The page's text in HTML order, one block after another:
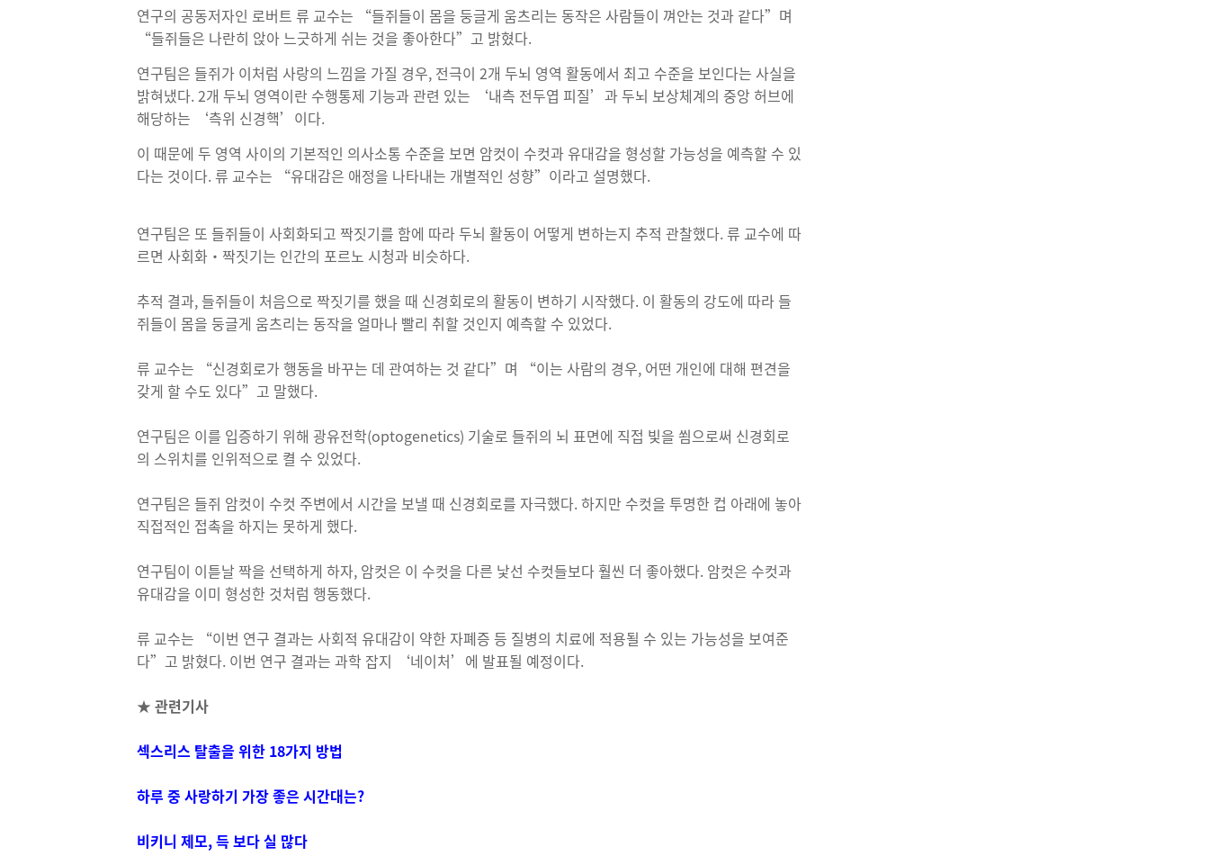
연구의 공동저자인 로버트 류 교수는 “들쥐들이 몸을 둥글게 움츠리는 동작은 사람들이 껴안는 것과 같다”며
“들쥐들은 나란히 앉아 느긋하게 쉬는 것을 좋아한다”고 밝혔다.
연구팀은 들쥐가 이처럼 사랑의 느낌을 가질 경우, 전극이 2개 두뇌 영역 활동에서 최고 수준을 보인다는 사실을
밝혀냈다. 2개 두뇌 영역이란 수행통제 기능과 관련 있는 ‘내측 전두엽 피질’과 두뇌 보상체계의 중앙 허브에
해당하는 ‘측위 신경핵’이다.
이 때문에 두 영역 사이의 기본적인 의사소통 수준을 보면 암컷이 수컷과 유대감을 형성할 가능성을 예측할 수 있
다는 것이다. 류 교수는 “유대감은 애정을 나타내는 개별적인 성향”이라고 설명했다.
연구팀은 또 들쥐들이 사회화되고 짝짓기를 함에 따라 두뇌 활동이 어떻게 변하는지 추적 관찰했다. 류 교수에 따
르면 사회화·짝짓기는 인간의 포르노 시청과 비슷하다.
추적 결과, 들쥐들이 처음으로 짝짓기를 했을 때 신경회로의 활동이 변하기 시작했다. 이 활동의 강도에 따라 들
쥐들이 몸을 둥글게 움츠리는 동작을 얼마나 빨리 취할 것인지 예측할 수 있었다.
류 교수는 “신경회로가 행동을 바꾸는 데 관여하는 것 같다”며 “이는 사람의 경우, 어떤 개인에 대해 편견을
갖게 할 수도 있다”고 말했다.
연구팀은 이를 입증하기 위해 광유전학(optogenetics) 기술로 들쥐의 뇌 표면에 직접 빛을 쐼으로써 신경회로
의 스위치를 인위적으로 켤 수 있었다.
연구팀은 들쥐 암컷이 수컷 주변에서 시간을 보낼 때 신경회로를 자극했다. 하지만 수컷을 투명한 컵 아래에 놓아
직접적인 접촉을 하지는 못하게 했다.
연구팀이 이튿날 짝을 선택하게 하자, 암컷은 이 수컷을 다른 낯선 수컷들보다 훨씬 더 좋아했다. 암컷은 수컷과
유대감을 이미 형성한 것처럼 행동했다.
류 교수는 “이번 연구 결과는 사회적 유대감이 약한 자폐증 등 질병의 치료에 적용될 수 있는 가능성을 보여준
다”고 밝혔다. 이번 연구 결과는 과학 잡지 ‘네이처’에 발표될 예정이다.
★ 관련기사
섹스리스 탈출을 위한 18가지 방법
하루 중 사랑하기 가장 좋은 시간대는?
비키니 제모, 득 보다 실 많다